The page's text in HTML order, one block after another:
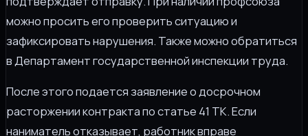
можно просить его проверить ситуацию и
зафиксировать нарушения. Также можно обратиться
в Департамент государственной инспекции труда.
После этого подается заявление о досрочном
расторжении контракта по статье 41 ТК. Если
наниматель отказывает, работник вправе